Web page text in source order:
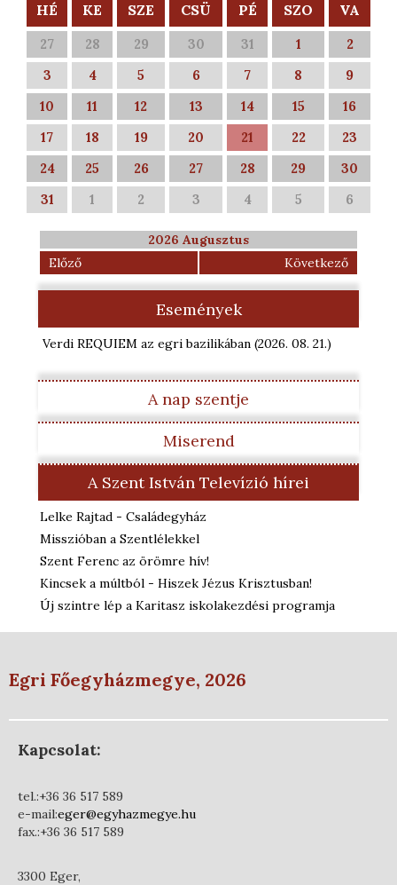
HÉ KE SZE CSÜ PÉ SZO VA
27 28 29 30 31 1
2
3
4 5 6 7 8
9
10
11 12 13 14 15
16
17
18 19 20 21 22
23
24
25 26 27 28 29
30
31
1 2 3 4 5 6
2026 Augusztus
Előző
Következő
Események
Verdi REQUIEM az egri bazilikában (2026. 08. 21.)
A nap szentje
Miserend
A Szent István Televízió hírei
Lelke Rajtad - Családegyház
Misszióban a Szentlélekkel
Szent Ferenc az örömre hív!
Kincsek a múltból - Hiszek Jézus Krisztusban!
Új szintre lép a Karitasz iskolakezdési programja
Egri Főegyházmegye, 2026
Kapcsolat:
tel.:+36 36 517 589
e-mail:eger@egyhazmegye.hu
fax.:+36 36 517 589
3300 Eger,